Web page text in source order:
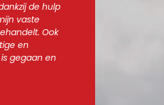
de hulp
vaste
Ook
en
gegaan en